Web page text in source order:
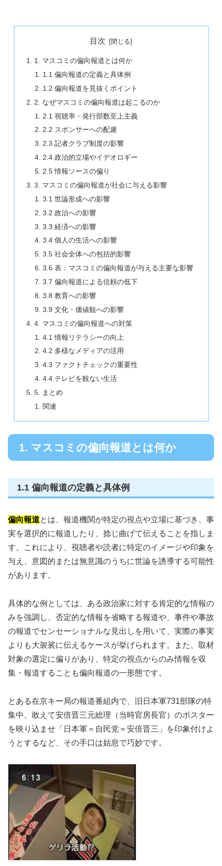
目次
1. マスコミの偏向報道とは何か
1.1 偏向報道の定義と具体例
1.2 偏向報道を見抜くポイント
2. なぜマスコミの偏向報道は起こるのか
2.1 視聴率・発行部数至上主義
2.2 スポンサーへの配慮
2.3 記者クラブ制度の影響
2.4 政治的立場やイデオロギー
2.5 情報ソースの偏り
3. マスコミの偏向報道が社会に与える影響
3.1 世論形成への影響
3.2 政治への影響
3.3 経済への影響
3.4 個人の生活への影響
3.5 社会全体への包括的影響
3.6 表：マスコミの偏向報道が与える主要な影響
3.7 偏向報道による信頼の低下
3.8 教育への影響
3.9 文化・価値観への影響
4. マスコミの偏向報道への対策
4.1 情報リテラシーの向上
4.2 多様なメディアの活用
4.3 ファクトチェックの重要性
4.4 テレビを観ない生活
5. まとめ
関連
1. マスコミの偏向報道とは何か
1.1 偏向報道の定義と具体例
偏向報道とは、報道機関が特定の視点や立場に基づき、事
実を選択的に報道したり、捻じ曲げて伝えることを指しま
す。これにより、視聴者や読者に特定のイメージや印象を
与え、意図的または無意識のうちに世論を誘導する可能性
があります。
具体的な例としては、ある政治家に対する肯定的な情報の
みを強調し、否定的な情報を省略する報道や、事件や事故
の報道でセンセーショナルな見出しを用いて、実際の事実
よりも大袈裟に伝えるケースが挙げられます。また、取材
対象の選定に偏りがあり、特定の視点からのみ情報を収
集・報道することも偏向報道の一形態です。
とある在京キー局の報道番組内で、旧日本軍731部隊の特
集中、敢えて安倍晋三元総理（当時官房長官）のポスター
を映り込ませ「日本軍＝自民党＝安倍晋三」を印象付けよ
うとするなど、その手口は姑息で巧妙です。